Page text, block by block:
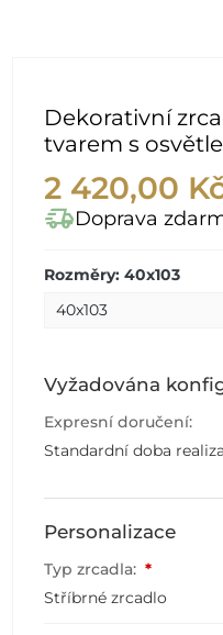
Dekorativní
tvarem s
2 420,00
delivery_truck_speedDoprava
Rozměry: 40x103
Vyžadována
Expresní doručení:
Standardní doba
Personalizace
Typ zrcadla: *
Stříbrné zrcadlo